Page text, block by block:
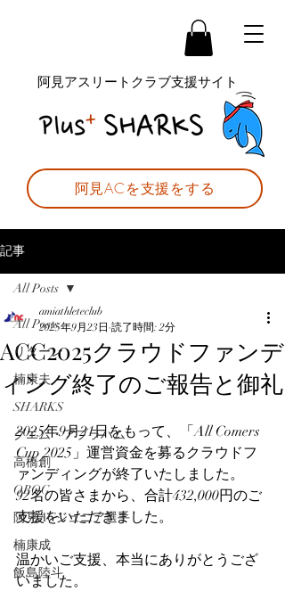
阿見アスリートクラブ支援サイト
阿見ACを支援をする
記事
All Posts
リターン
楠康夫
SHARKS
グエム・アブラハム
高橋創
OBOG
阿見ACジュニア選手
楠康成
飯島陸斗
All Posts
ACC2025クラウドファンデ
ィング終了のご報告と御礼
amiathleteclub
2025年9月23日 読了時間: 2分
2025年9月21日をもって、「All Comers
Cup 2025」運営資金を募るクラウドフ
ァンディングが終了いたしました。
92名の皆さまから、合計432,000円のご
支援をいただきました。
温かいご支援、本当にありがとうござ
いました。